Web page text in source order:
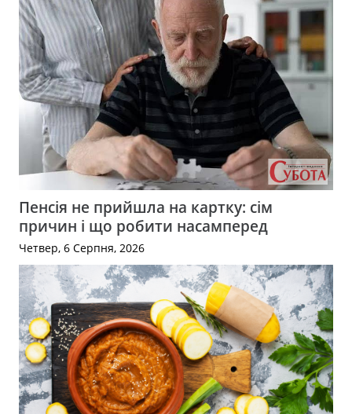
Пенсія не прийшла на картку: сім
причин і що робити насамперед
Четвер, 6 Серпня, 2026